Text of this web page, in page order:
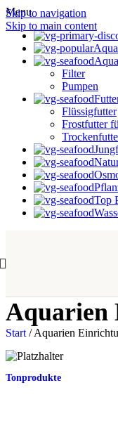
Skip to navigation
Skip to main content
Menu
Filter
Pumpen
Flüssigfutter
Frostfutter
Top
Aquarien
Start / Aquarien
Tonprodukte